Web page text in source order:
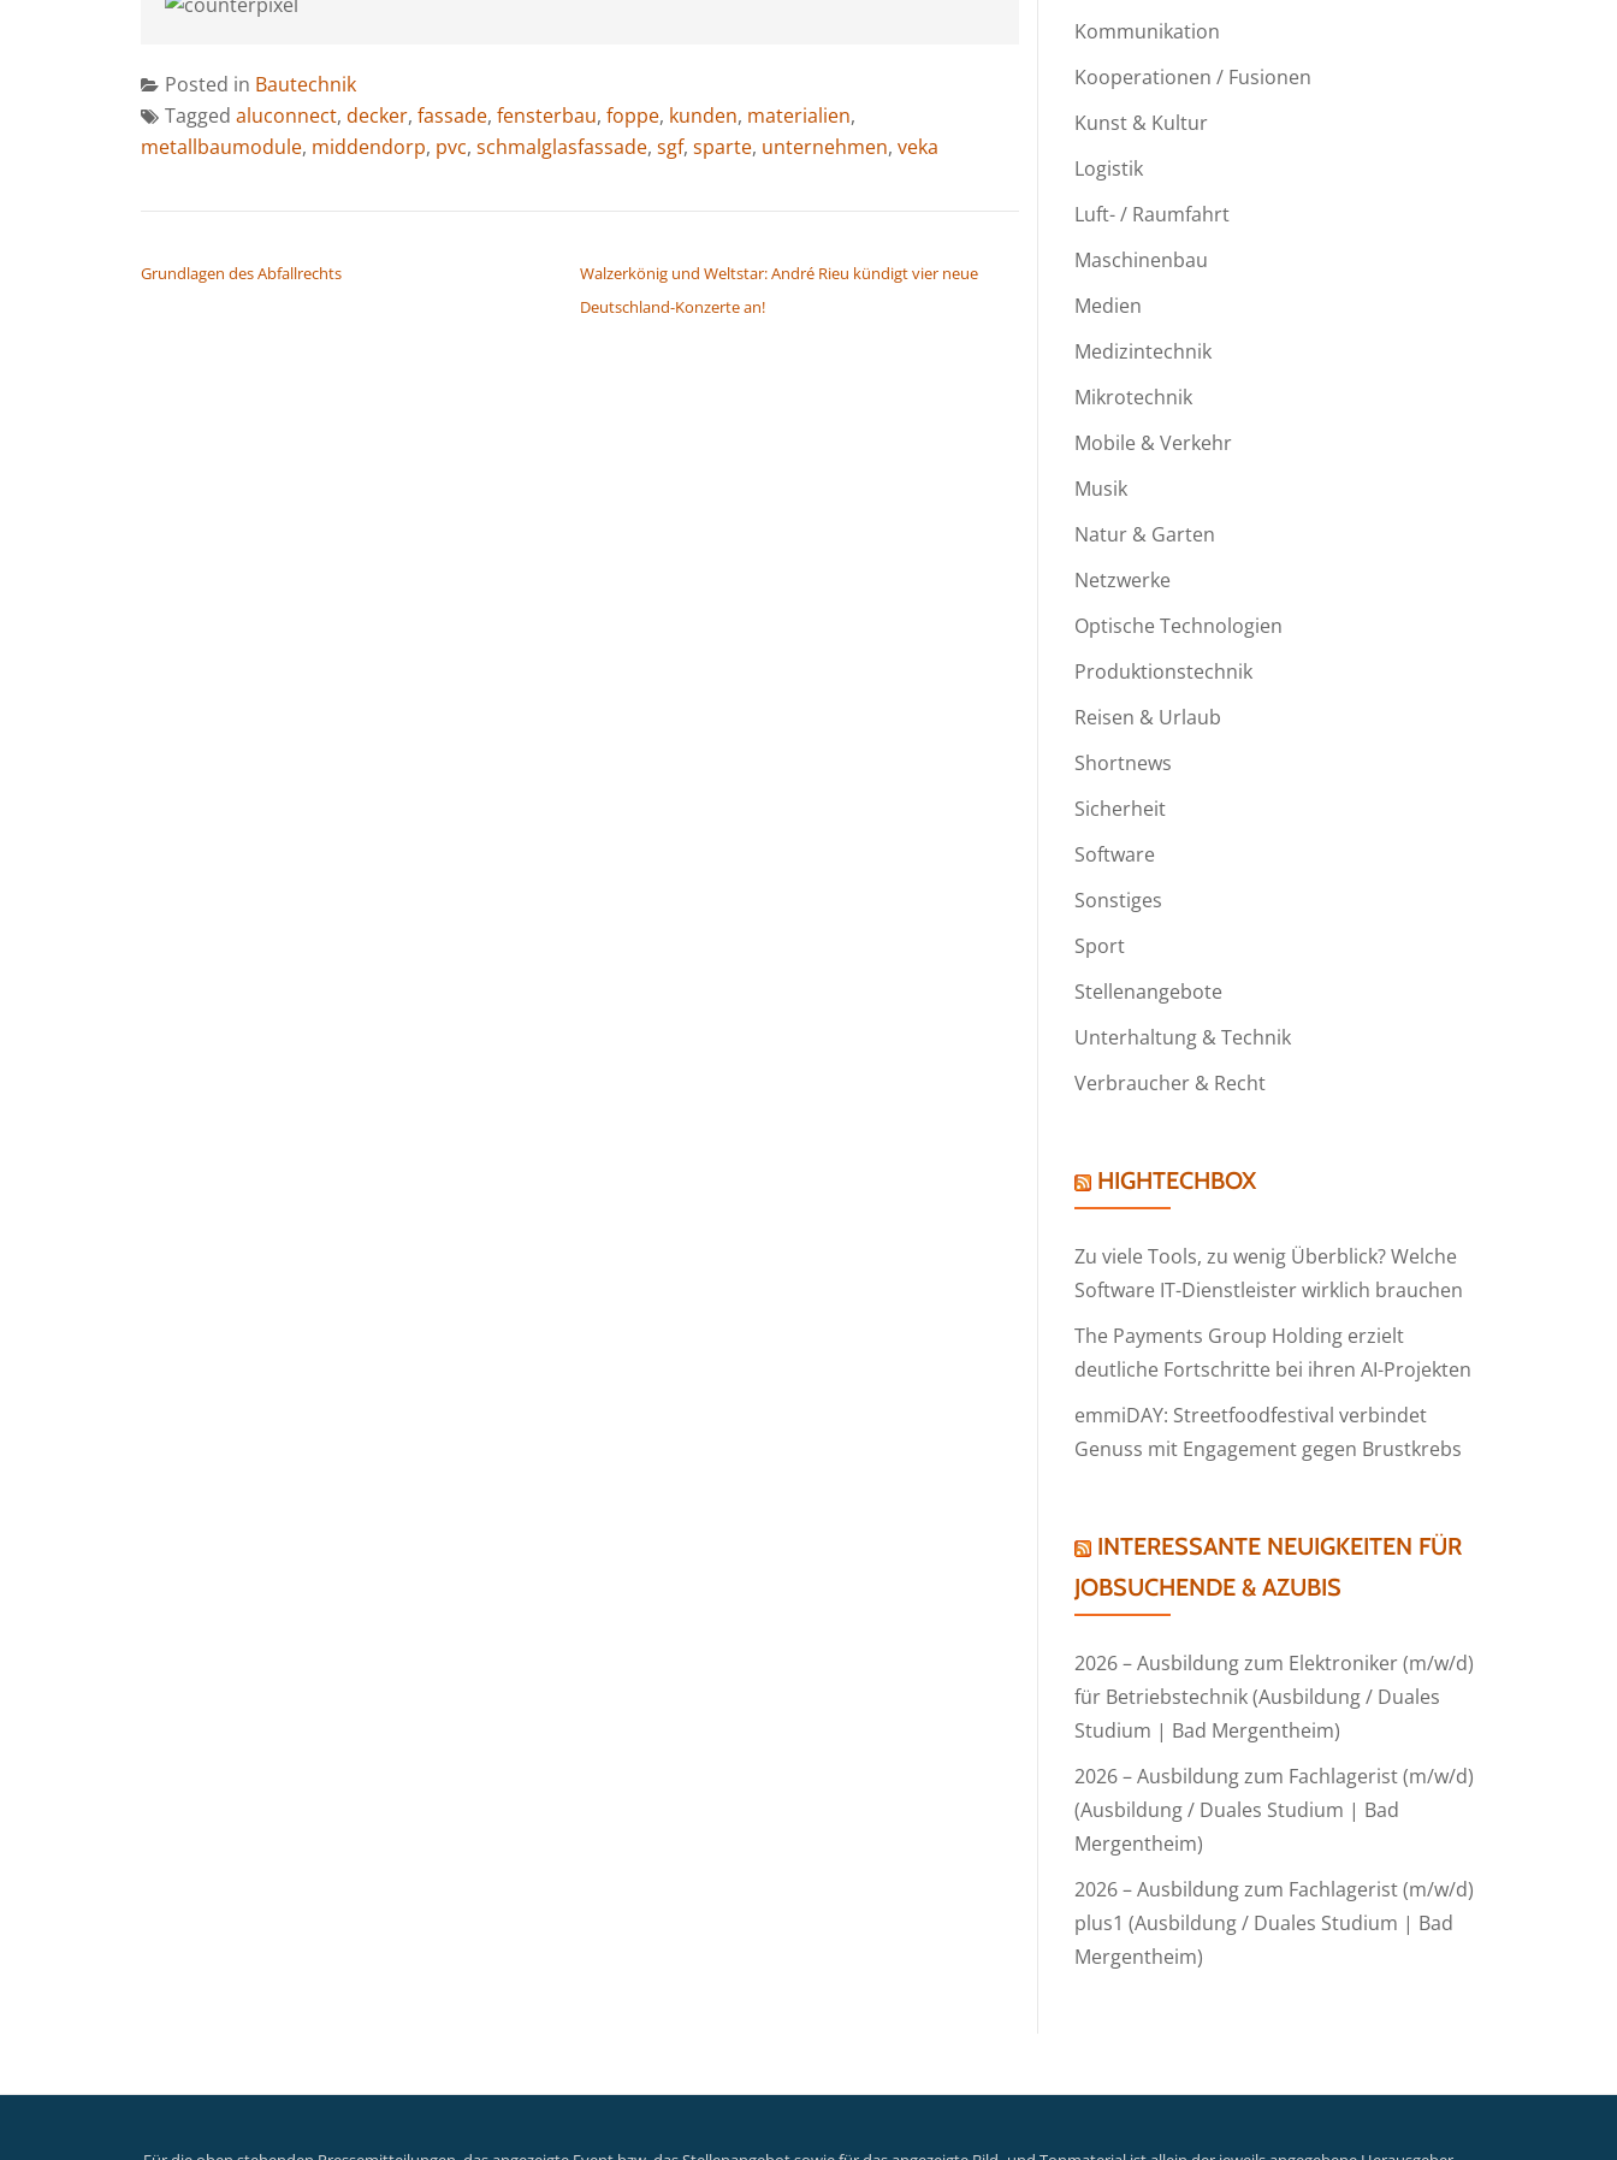
Posted in Bautechnik
Tagged aluconnect, decker, fassade, fensterbau, foppe, kunden, materialien,
metallbaumodule, middendorp, pvc, schmalglasfassade, sgf, sparte, unternehmen, veka
Grundlagen des Abfallrechts
Walzerkönig und Weltstar: André Rieu kündigt vier neue
Deutschland-Konzerte an!
Kommunikation
Kooperationen / Fusionen
Kunst & Kultur
Logistik
Luft- / Raumfahrt
Maschinenbau
Medien
Medizintechnik
Mikrotechnik
Mobile & Verkehr
Musik
Natur & Garten
Netzwerke
Optische Technologien
Produktionstechnik
Reisen & Urlaub
Shortnews
Sicherheit
Software
Sonstiges
Sport
Stellenangebote
Unterhaltung & Technik
Verbraucher & Recht
HIGHTECHBOX
Zu viele Tools, zu wenig Überblick? Welche
Software IT-Dienstleister wirklich brauchen
The Payments Group Holding erzielt
deutliche Fortschritte bei ihren AI-Projekten
emmiDAY: Streetfoodfestival verbindet
Genuss mit Engagement gegen Brustkrebs
INTERESSANTE NEUIGKEITEN FÜR
JOBSUCHENDE & AZUBIS
2026 – Ausbildung zum Elektroniker (m/w/d)
für Betriebstechnik (Ausbildung / Duales
Studium | Bad Mergentheim)
2026 – Ausbildung zum Fachlagerist (m/w/d)
(Ausbildung / Duales Studium | Bad
Mergentheim)
2026 – Ausbildung zum Fachlagerist (m/w/d)
plus1 (Ausbildung / Duales Studium | Bad
Mergentheim)